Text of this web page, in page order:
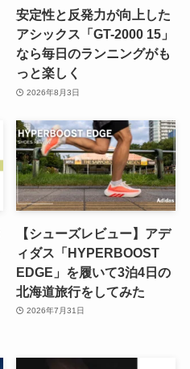
安定性と反発力が向上した
アシックス「GT-2000 15」
なら毎日のランニングがも
っと楽しく
2026年8月3日
【シューズレビュー】アデ
ィダス「HYPERBOOST
EDGE」を履いて3泊4日の
北海道旅行をしてみた
2026年7月31日